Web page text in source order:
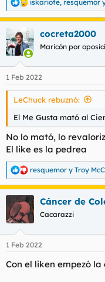
R
e
a
c
c
i
e
s
iskariote, resquemor
cocreta2000
Maricón por
1 Feb 2022
LeChuck rebuznó:
El Me Gusta mató al
No lo mató, lo
El like es la pedrea
R
e
a
c
i
e
:
resquemor y Troy
Cáncer de
Cacarazzi
1 Feb 2022
Con el liken empezó